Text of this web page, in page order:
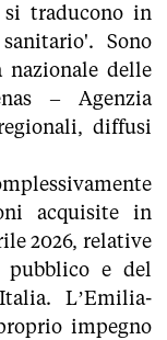
traducono in
Sono
delle
– Agenzia
diffusi
acquisite in
2026, relative
e del
L’Emilia-
impegno